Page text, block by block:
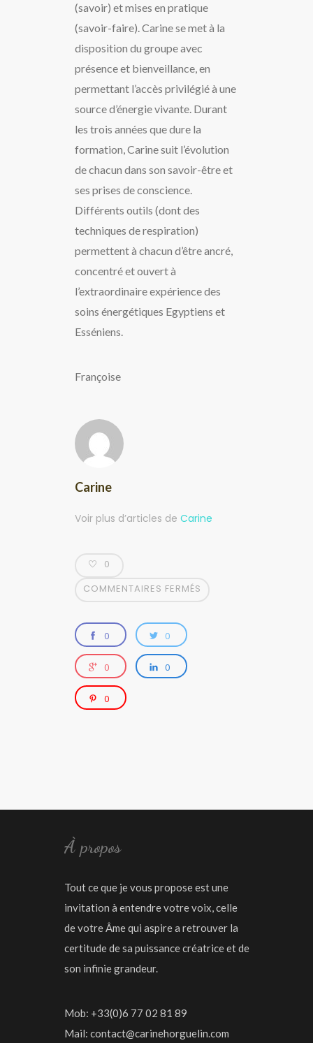
(savoir) et mises en pratique
(savoir-faire). Carine se met à la
disposition du groupe avec
présence et bienveillance, en
permettant l’accès privilégié à une
source d’énergie vivante. Durant
les trois années que dure la
formation, Carine suit l’évolution
de chacun dans son savoir-être et
ses prises de conscience.
Différents outils (dont des
techniques de respiration)
permettent à chacun d’être ancré,
concentré et ouvert à
l’extraordinaire expérience des
soins énergétiques Egyptiens et
Esséniens.
Françoise
Carine
Voir plus d’articles de Carine
0
COMMENTAIRES FERMÉS
0 0
0 0
0
À propos
Tout ce que je vous propose est une
invitation à entendre votre voix, celle
de votre Âme qui aspire a retrouver la
certitude de sa puissance créatrice et de
son infinie grandeur.
Mob: +33(0)6 77 02 81 89
Mail: contact@carinehorguelin.com